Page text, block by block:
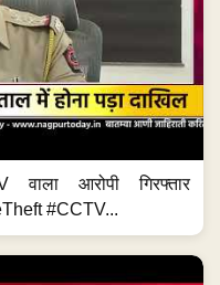
आरोपी गिरफ्तार
#CCTV...